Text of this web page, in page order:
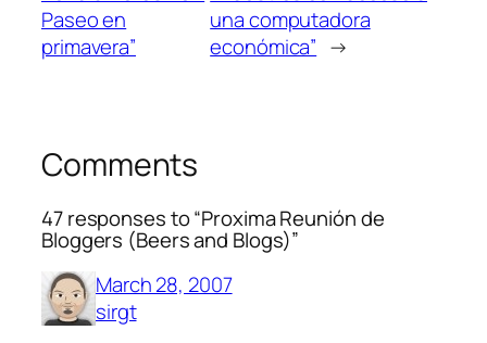
Paseo en
primavera”
una computadora
económica” →
Comments
47 responses to “Proxima Reunión de
Bloggers (Beers and Blogs)”
March 28, 2007
sirgt